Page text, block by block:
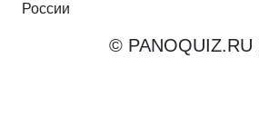
России
© PANOQUIZ.RU